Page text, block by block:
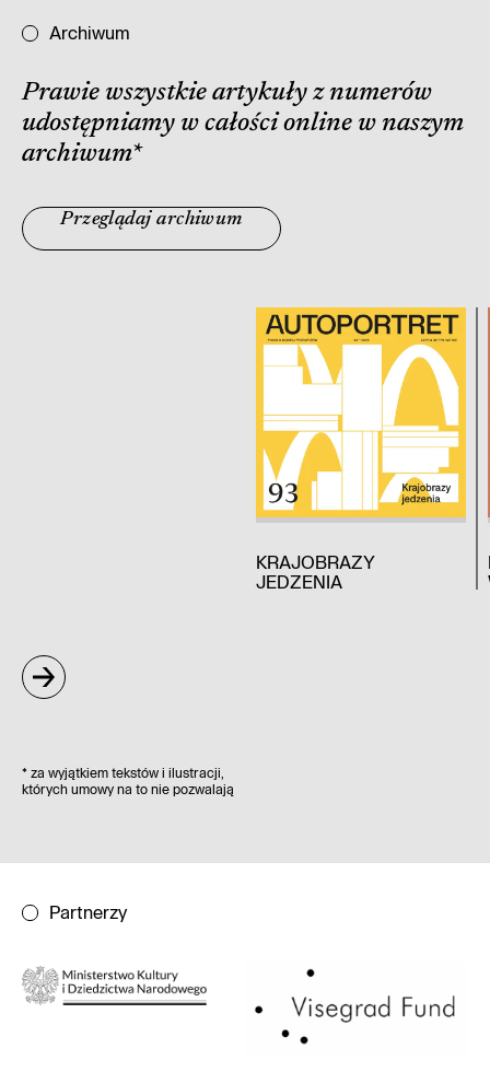
Archiwum
Prawie wszystkie artykuły z numerów
udostępniamy w całości online w naszym
archiwum*
Przeglądaj archiwum
KRAJOBRAZY
JEDZENIA
* za wyjątkiem tekstów i ilustracji,
których umowy na to nie pozwalają
Partnerzy